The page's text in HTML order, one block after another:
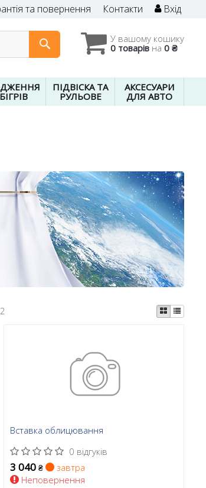
та повернення Контакти Вхід
У вашому кошику
0 товарів на 0 ₴
ПІДВІСКА ТА
РУЛЬОВЕ
АКСЕСУАРИ
ДЛЯ АВТО
Вставка облицювання
0 відгуків
3 040₴
завтра
Неповернення